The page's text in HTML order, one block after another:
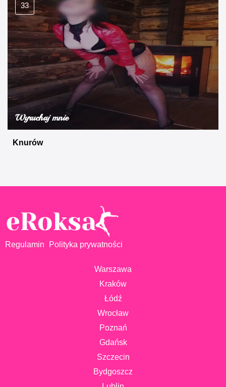
33
Wyruchaj mnie
Knurów
Regulamin Polityka prywatności
Warszawa
Kraków
Łódź
Wrocław
Poznań
Gdańsk
Szczecin
Bydgoszcz